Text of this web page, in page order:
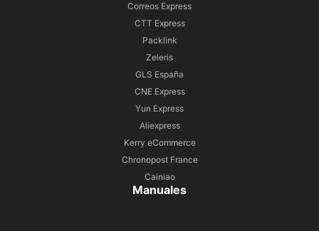
Correos Express
CTT Express
Packlink
Zeleris
GLS España
CNE Express
Yun Express
Aliexpress
Kerry eCommerce
Chronopost France
Cainiao
Manuales